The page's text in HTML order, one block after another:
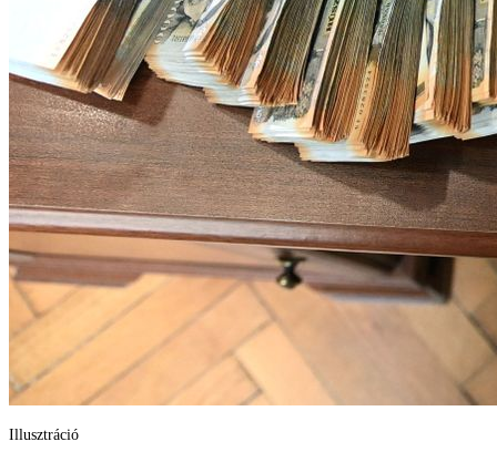
Illusztráció